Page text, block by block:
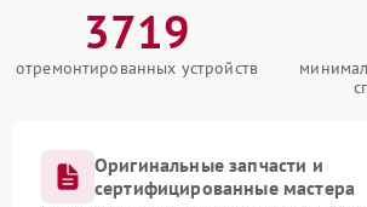
3719
отремонтированных устройств
Оригинальные запчасти и
сертифицированные мастера